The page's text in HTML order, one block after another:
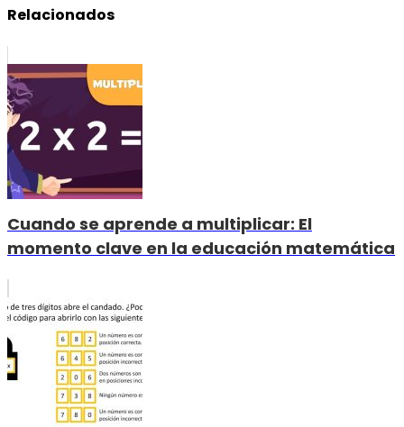
Relacionados
Cuando se aprende a multiplicar: El
momento clave en la educación matemática